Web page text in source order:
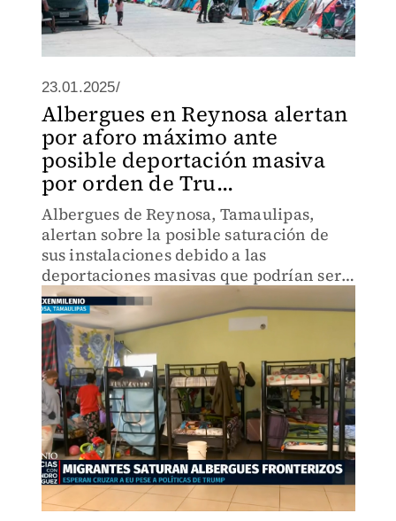
23.01.2025/
Albergues en Reynosa alertan
por aforo máximo ante
posible deportación masiva
por orden de Tru...
Albergues de Reynosa, Tamaulipas,
alertan sobre la posible saturación de
sus instalaciones debido a las
deportaciones masivas que podrían ser
impulsadas por órdenes de Donald
Trump.